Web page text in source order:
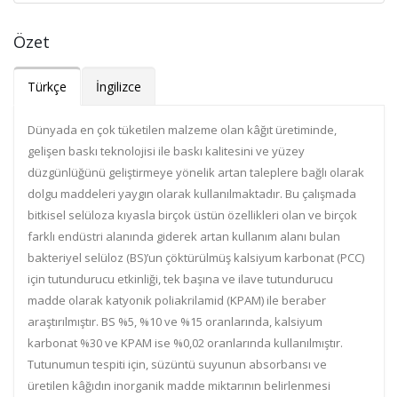
Özet
Türkçe İngilizce
Dünyada en çok tüketilen malzeme olan kâğıt üretiminde,
gelişen baskı teknolojisi ile baskı kalitesini ve yüzey
düzgünlüğünü geliştirmeye yönelik artan taleplere bağlı olarak
dolgu maddeleri yaygın olarak kullanılmaktadır. Bu çalışmada
bitkisel selüloza kıyasla birçok üstün özellikleri olan ve birçok
farklı endüstri alanında giderek artan kullanım alanı bulan
bakteriyel selüloz (BS)’un çöktürülmüş kalsiyum karbonat (PCC)
için tutundurucu etkinliği, tek başına ve ilave tutundurucu
madde olarak katyonik poliakrilamid (KPAM) ile beraber
araştırılmıştır. BS %5, %10 ve %15 oranlarında, kalsiyum
karbonat %30 ve KPAM ise %0,02 oranlarında kullanılmıştır.
Tutunumun tespiti için, süzüntü suyunun absorbansı ve
üretilen kâğıdın inorganik madde miktarının belirlenmesi